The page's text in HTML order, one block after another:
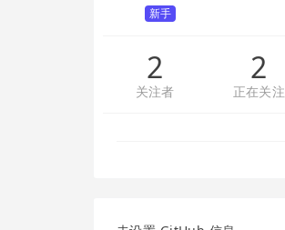
新手
2
关注者
2
正在关注